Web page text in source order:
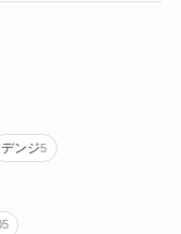
デンジ5